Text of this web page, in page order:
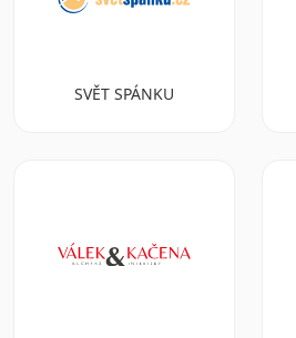
SVĚT SPÁNKU